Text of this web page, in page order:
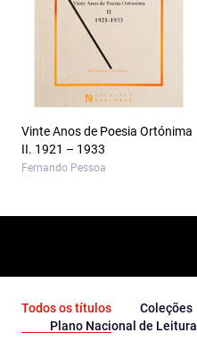
Vinte Anos de Poesia Ortónima
II. 1921 – 1933
Fernando Pessoa
Todos os títulos
Coleções
Plano Nacional de Leitura